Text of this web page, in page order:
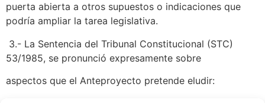
puerta abierta a otros supuestos o indicaciones que
podría ampliar la tarea legislativa.
3.- La Sentencia del Tribunal Constitucional (STC)
53/1985, se pronunció expresamente sobre
aspectos que el Anteproyecto pretende eludir: